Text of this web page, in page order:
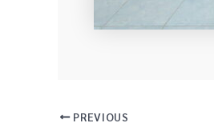
PREVIOUS